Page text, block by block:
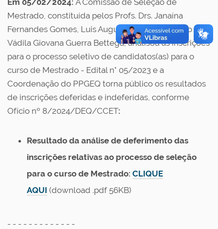
Em 05/02/2024: A Comissão de Seleção de
Mestrado, constituída pelos Profs. Drs. Janaína
Fernandes Gomes, Luis Augusto Martins Ruotolo e
Vádila Giovana Guerra Bettega, analisou as inscrições
para o processo seletivo de candidatos(as) para o
curso de Mestrado - Edital n° 05/2023 e a
Coordenação do PPGEQ torna público os resultados
de inscrições deferidas e indeferidas, conforme
Ofício nº 8/2024/DEQ/CCET:
Resultado da análise de deferimento das
inscrições relativas ao processo de seleção
para o curso de Mestrado: CLIQUE
AQUI (download .pdf 56KB)
- - - - - - - - - - - - -